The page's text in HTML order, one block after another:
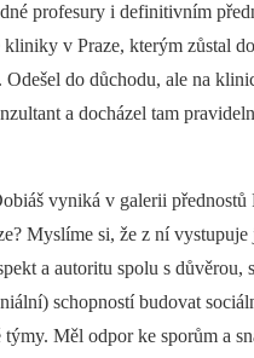
profesury i definitivním
kliniky v Praze, kterým zůstal
do důchodu, ale na
a docházel tam
vyniká v galerii přednostů
Myslíme si, že z ní
a autoritu spolu s důvěrou,
schopností budovat
týmy. Měl odpor ke sporům a